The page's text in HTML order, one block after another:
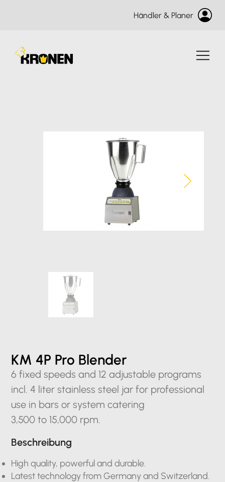
Händler & Planer
KM 4P Pro Blender
6 fixed speeds and 12 adjustable programs
incl. 4 liter stainless steel jar for professional
use in bars or system catering
3,500 to 15,000 rpm.
Beschreibung
High quality, powerful and durable.
Latest technology from Germany and Switzerland.